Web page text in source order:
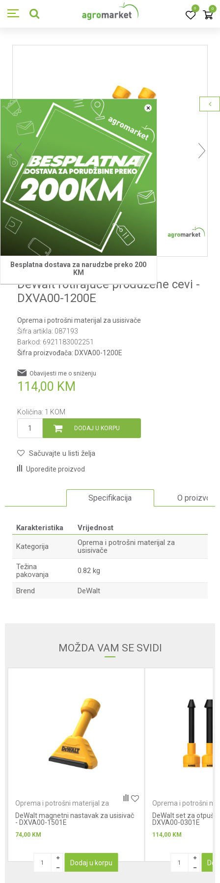
0 0
×
Besplatna dostava za narudzbe preko 200
KM
2
DeWalt
DeWalt rotirajuće produžene cevi -
DXVA00-1200E
Oprema i potrošni materijal za usisivače
Šifra artikla: 087193
Barkod: 6921183002251
Šifra proizvođača: DXVA00-1200E
114,00 KM
Obavijesti me o sniženju
Količina: 1 KOM
DODAJ U KORPU
Sačuvajte u listi želja
Uporedite proizvod
Specifikacija O proizvodu
Karakteristika Vrijednost
Kategorija
Oprema i potrošni materijal za
usisivače
Težina
pakovanja
0.82 kg
Brend DeWalt
POŠALJI
MOŽDA VAM SE SVIDI
Oprema i potrošni materijal za
DeWalt magnetni nastavak za usisivač
- DXVA00-1501E
74,00 KM
Dodaj u korpu
Oprema i potrošni
DeWalt set za
DXVA00-0301E
114,00 KM